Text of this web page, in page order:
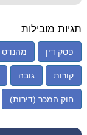
תגיות מובילות
פסק דין מהנדס
קורות גובה
חוק המכר (דירות)